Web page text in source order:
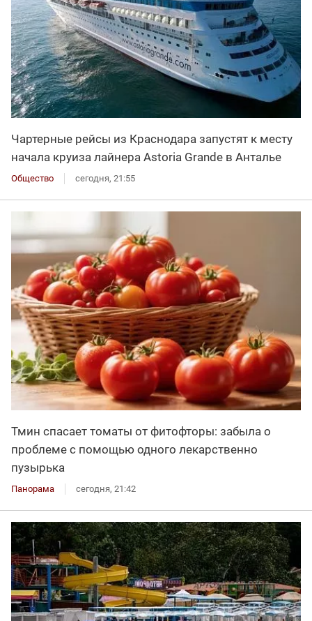
Чартерные рейсы из Краснодара запустят к месту
начала круиза лайнера Astoria Grande в Анталье
Общество сегодня, 21:55
Тмин спасает томаты от фитофторы: забыла о
проблеме с помощью одного лекарственно
пузырька
Панорама сегодня, 21:42